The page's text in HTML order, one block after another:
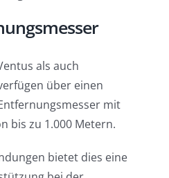
als auch
über einen
mit
bis zu 1.000 Metern.
bietet dies eine